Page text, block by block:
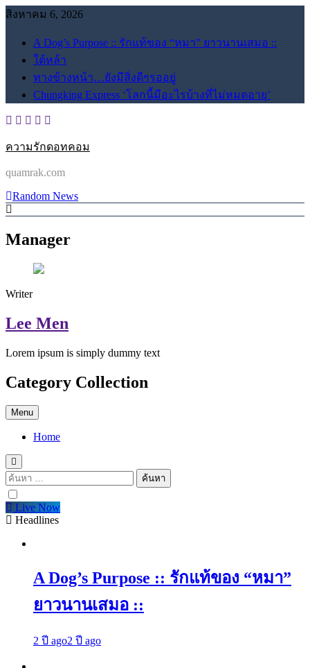
Skip
สิงหาคม 6, 2026
A Dog’s Purpose :: รักแท้ของ “หมา” ยาวนานเสมอ ::
ใต้หล้า
ทางข้างหน้า…ยังมีสิ่งดีๆรออยู่
Chungking Express ‘โลกนี้มีอะไรบ้างที่ไม่หมดอายุ’
ความรักดอทคอม
quamrak.com
Random News
Manager
Writer
Lee Men
Lorem ipsum is simply dummy text
Category Collection
Menu
Home
ค้นหา
สำหรับ:
Live Now
Headlines
A Dog’s Purpose :: รักแท้ของ “หมา”
ยาวนานเสมอ ::
2 ปี ago2 ปี ago